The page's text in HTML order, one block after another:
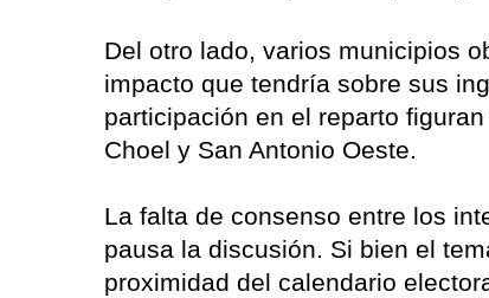
Del otro lado, varios municipios
impacto que tendría sobre sus
participación en el reparto
Choel y San Antonio Oeste.
La falta de consenso entre los
pausa la discusión. Si bien el
proximidad del calendario